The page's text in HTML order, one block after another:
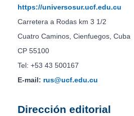
https://universosur.ucf.edu.cu
Carretera a Rodas km 3 1/2
Cuatro Caminos, Cienfuegos, Cuba
CP 55100
Tel: +53 43 500167
E-mail: rus@ucf.edu.cu
Dirección editorial